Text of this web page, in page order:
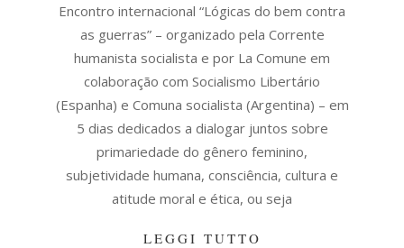
Encontro internacional “Lógicas do bem contra
as guerras” – organizado pela Corrente
humanista socialista e por La Comune em
colaboração com Socialismo Libertário
(Espanha) e Comuna socialista (Argentina) – em
5 dias dedicados a dialogar juntos sobre
primariedade do gênero feminino,
subjetividade humana, consciência, cultura e
atitude moral e ética, ou seja
LEGGI TUTTO